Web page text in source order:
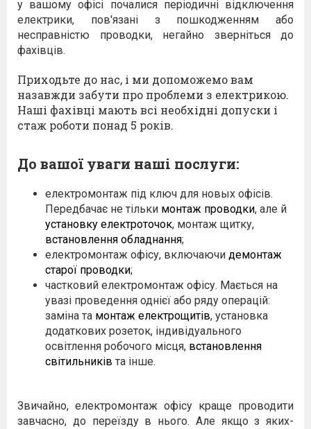
у вашому офісі почалися періодичні відключення
електрики, пов'язані з пошкодженням або
несправністю проводки, негайно зверніться до
фахівців.
Приходьте до нас, і ми допоможемо вам
назавжди забути про проблеми з електрикою.
Наші фахівці мають всі необхідні допуски і
стаж роботи понад 5 років.
До вашої уваги наші послуги:
електромонтаж під ключ для новых офісів.
Передбачає не тільки монтаж проводки, але й
установку електроточок, монтаж щитку,
встановлення обладнання;
електромонтаж офісу, включаючи демонтаж
старої проводки;
частковий електромонтаж офісу. Мається на
увазі проведення однієї або ряду операцій:
заміна та монтаж електрощитів, установка
додаткових розеток, індивідуального
освітлення робочого місця, встановлення
світильників та інше.
Звичайно, електромонтаж офісу краще проводити
завчасно, до переїзду в нього. Але якщо з яких-